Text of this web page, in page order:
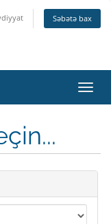
Səbətə bax
keçid